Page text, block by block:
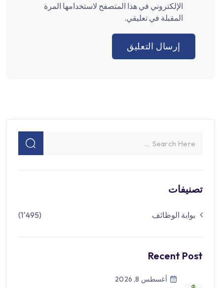
الإلكتروني في هذا المتصفح لاستخدامها المرة
المقبلة في تعليقي.
تصنيفات
بوابة الوظائف (1٬495)
Recent Post
أغسطس 8, 2026